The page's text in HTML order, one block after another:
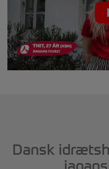
Dansk